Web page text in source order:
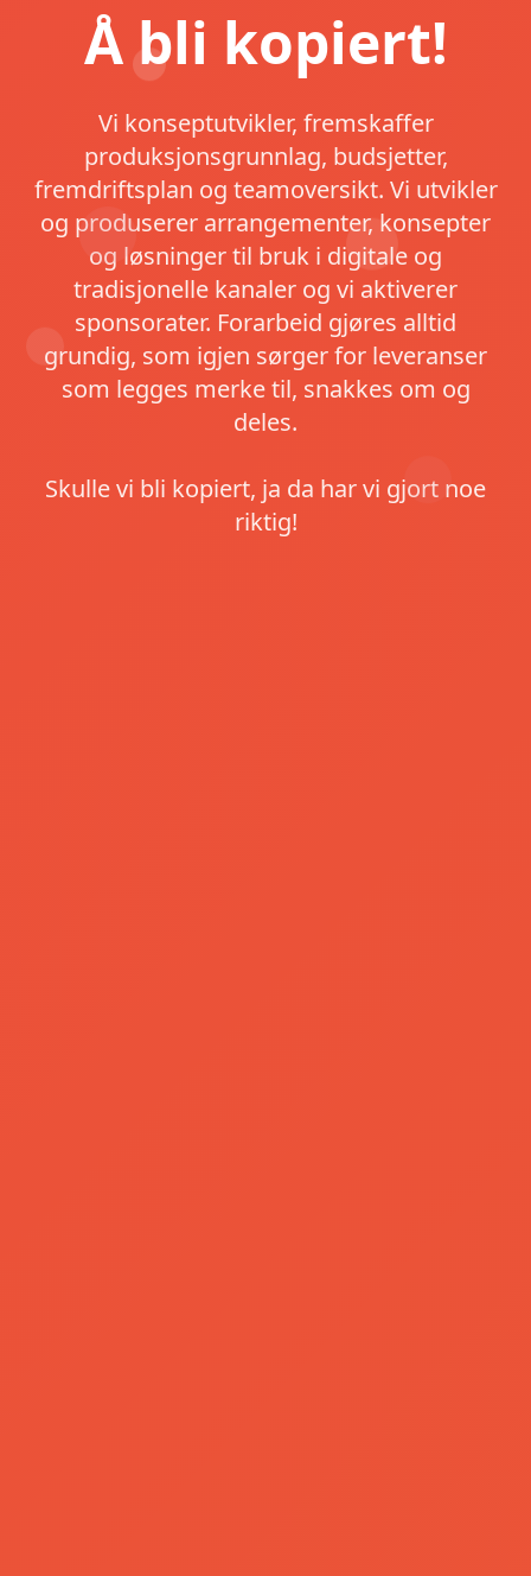
Hemamo — Eventbyrå og digital utvikling i Oslo
Å bli kopiert!
Vi konseptutvikler, fremskaffer
produksjonsgrunnlag, budsjetter,
fremdriftsplan og teamoversikt. Vi utvikler
og produserer arrangementer, konsepter
og løsninger til bruk i digitale og
tradisjonelle kanaler og vi aktiverer
sponsorater. Forarbeid gjøres alltid
grundig, som igjen sørger for leveranser
som legges merke til, snakkes om og
deles.
Skulle vi bli kopiert, ja da har vi gjort noe
riktig!